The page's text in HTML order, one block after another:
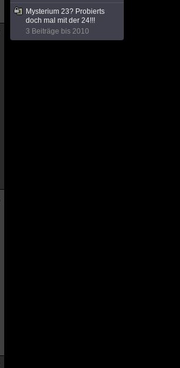
Mysterium 23? Probierts
doch mal mit der 24!!!
3 Beiträge bis 2010